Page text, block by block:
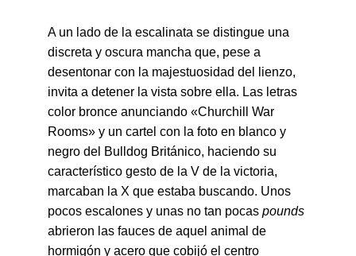
A un lado de la escalinata se distingue una
discreta y oscura mancha que, pese a
desentonar con la majestuosidad del lienzo,
invita a detener la vista sobre ella. Las letras
color bronce anunciando «Churchill War
Rooms» y un cartel con la foto en blanco y
negro del Bulldog Británico, haciendo su
característico gesto de la V de la victoria,
marcaban la X que estaba buscando. Unos
pocos escalones y unas no tan pocas pounds
abrieron las fauces de aquel animal de
hormigón y acero que cobijó el centro